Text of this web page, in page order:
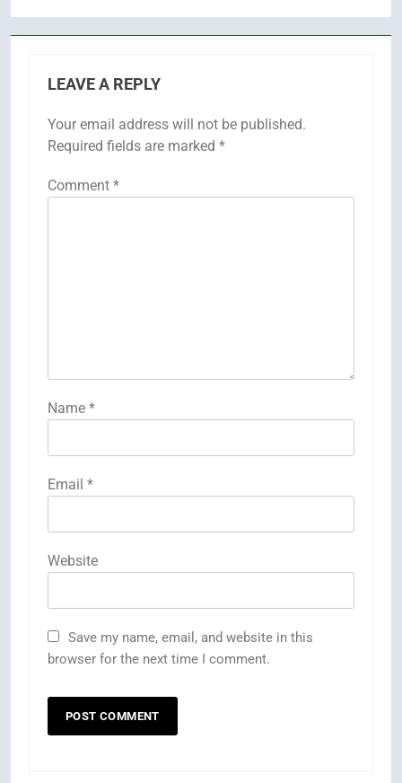
LEAVE A REPLY
Your email address will not be published.
Required fields are marked *
Comment *
Name *
Email *
Website
Save my name, email, and website in this
browser for the next time I comment.